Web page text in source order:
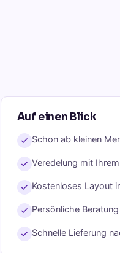
Auf einen Blick
Schon ab kleinen
Veredelung mit
Kostenloses Layout
Persönliche
Schnelle Lieferung